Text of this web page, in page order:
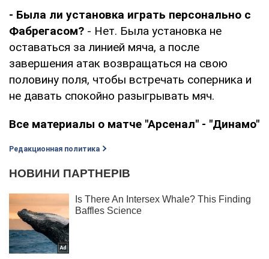
- Была ли установка играть персонально с
Фабрегасом? - Нет. Была установка не
оставаться за линией мяча, а после
завершения атак возвращаться на свою
половину поля, чтобы встречать соперника и
не давать спокойно разыгрывать мяч.
Все материалы о матче "Арсенал" - "Динамо"
Редакционная политика